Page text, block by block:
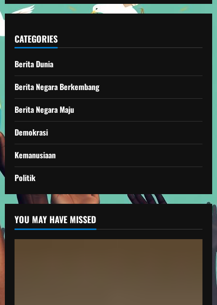
CATEGORIES
Berita Dunia
Berita Negara Berkembang
Berita Negara Maju
Demokrasi
Kemanusiaan
Politik
YOU MAY HAVE MISSED